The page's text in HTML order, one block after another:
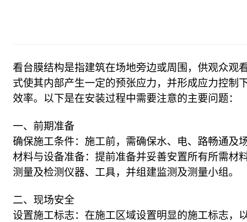
看台膜结构是指建筑在场地旁边或周围，供观众观
式使其内部产生一定的预张应力，并形成应力控制
效率。以下是在安装过程中需要注意的主要问题：
一、前期准备
确保施工条件：施工前，需确保水、电、路畅通及
材料与设备准备：提前准备并妥善安置所有所需材
测量及检测仪器、工具，并组建监测及测量小组。
二、现场安全
设置施工标志：在施工区域设置明显的施工标志，